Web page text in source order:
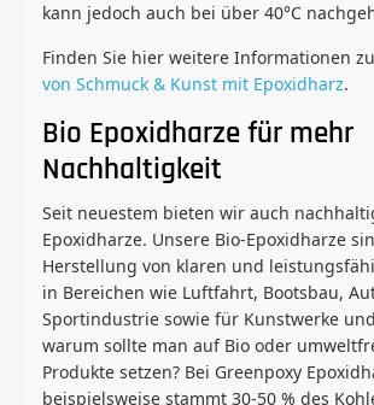
kann jedoch auch bei über 40°C
Finden Sie hier weitere Informationen
von Schmuck & Kunst mit Epoxidharz.
Bio Epoxidharze für mehr
Nachhaltigkeit
Seit neuestem bieten wir auch
Epoxidharze. Unsere Bio-Epoxidharze
Herstellung von klaren und
in Bereichen wie Luftfahrt, Bootsbau,
Sportindustrie sowie für Kunstwerke
warum sollte man auf Bio oder
Produkte setzen? Bei Greenpoxy
beispielsweise stammt 30-50 % des